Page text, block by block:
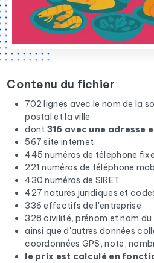
Contenu du fichier
702 lignes avec le nom de la
postal et la ville
dont 316 avec une adresse
567 site internet
445 numéros de téléphone
221 numéros de téléphone
430 numéros de SIRET
427 natures juridiques et
336 effectifs de l'entreprise
328 civilité, prénom et nom
ainsi que d'autres données
coordonnées GPS, note,
le prix est calculé en